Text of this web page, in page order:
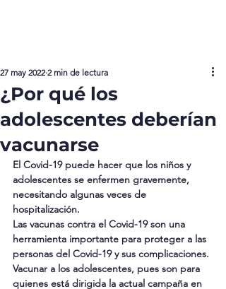
¿Por qué los
adolescentes deberían
vacunarse
27 may 2022 2 min de lectura
El Covid-19 puede hacer que los niños y
adolescentes se enfermen gravemente,
necesitando algunas veces de
hospitalización.
Las vacunas contra el Covid-19 son una
herramienta importante para proteger a las
personas del Covid-19 y sus complicaciones.
Vacunar a los adolescentes, pues son para
quienes está dirigida la actual campaña en